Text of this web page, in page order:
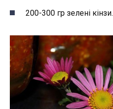
200-300 гр зелені кінзи.